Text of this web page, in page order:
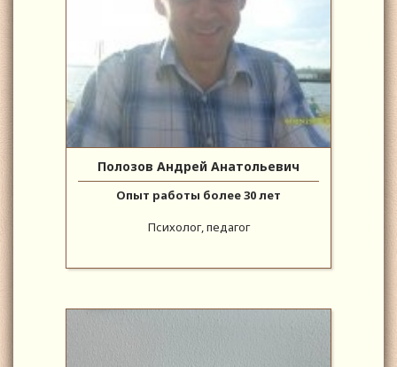
Полозов Андрей Анатольевич
Опыт работы более 30 лет
Психолог, педагог